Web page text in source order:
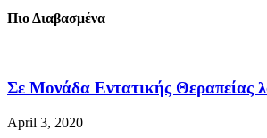
Πιο Διαβασμένα
Σε Μονάδα Εντατικής Θεραπείας
April 3, 2020